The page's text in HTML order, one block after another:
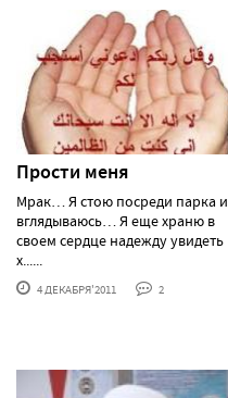
Прости меня
Мрак… Я стою посреди парка и
вглядываюсь… Я еще храню в
своем сердце надежду увидеть
х......
4 ДЕКАБРЯ'2011 2